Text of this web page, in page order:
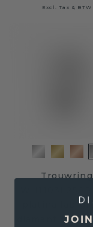
Excl. Tax & BTW
Trouwring
platina lab-
diamant ±5 x